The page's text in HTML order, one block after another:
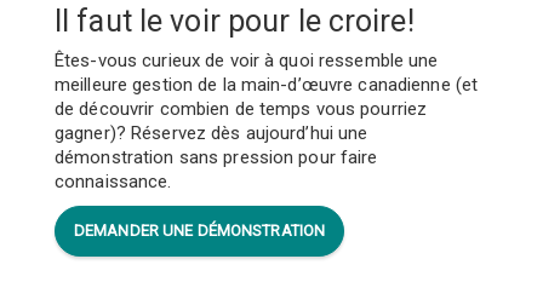
Il faut le voir pour le croire!
Êtes-vous curieux de voir à quoi ressemble une
meilleure gestion de la main-d’œuvre canadienne (et
de découvrir combien de temps vous pourriez
gagner)? Réservez dès aujourd’hui une
démonstration sans pression pour faire
connaissance.
DEMANDER UNE DÉMONSTRATION